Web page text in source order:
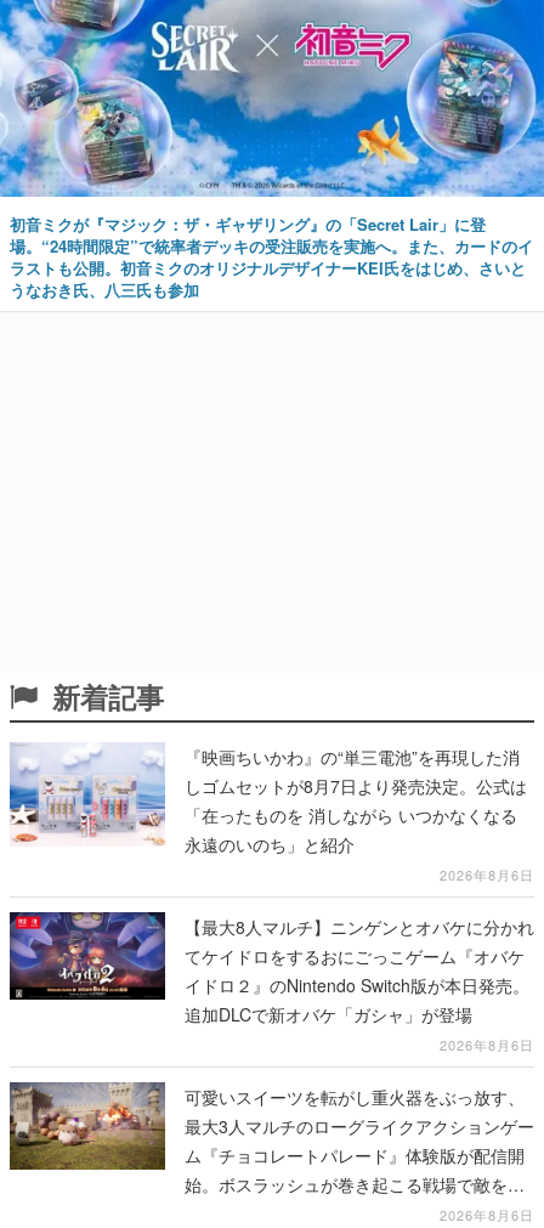
初音ミクが『マジック：ザ・ギャザリング』の「Secret Lair」に登
場。“24時間限定”で統率者デッキの受注販売を実施へ。また、カードのイ
ラストも公開。初音ミクのオリジナルデザイナーKEI氏をはじめ、さいと
うなおき氏、八三氏も参加
新着記事
『映画ちいかわ』の“単三電池”を再現した消
しゴムセットが8月7日より発売決定。公式は
「在ったものを 消しながら いつかなくなる
永遠のいのち」と紹介
2026年8月6日
【最大8人マルチ】ニンゲンとオバケに分かれ
てケイドロをするおにごっこゲーム『オバケ
イドロ２』のNintendo Switch版が本日発売。
追加DLCで新オバケ「ガシャ」が登場
2026年8月6日
可愛いスイーツを転がし重火器をぶっ放す、
最大3人マルチのローグライクアクションゲー
ム『チョコレートパレード』体験版が配信開
始。ボスラッシュが巻き起こる戦場で敵を倒
し、コインを集めてスコアを競い合え2026年8月6日